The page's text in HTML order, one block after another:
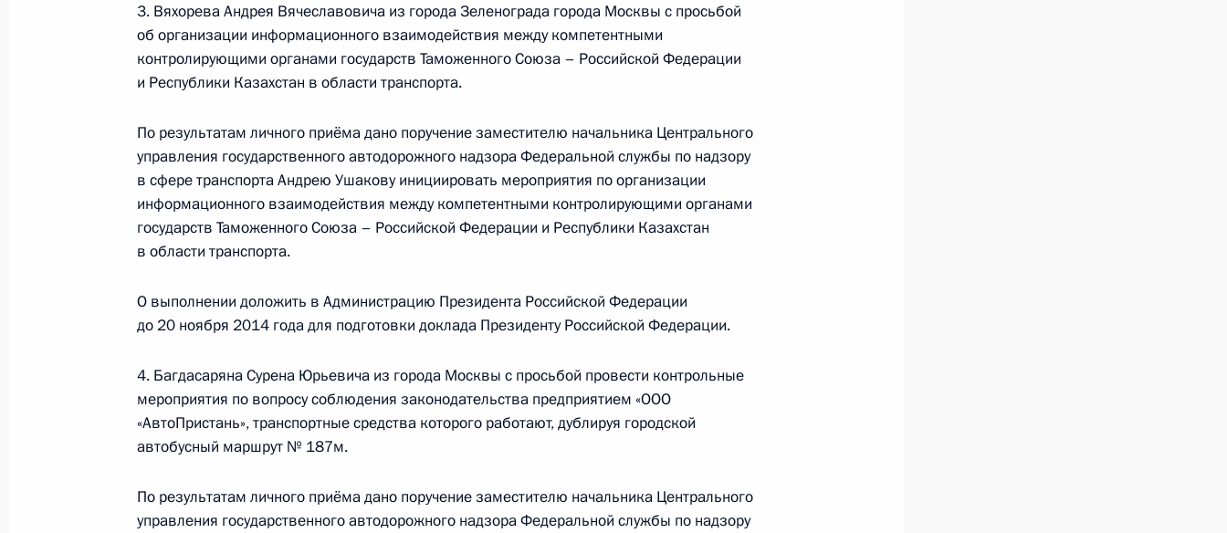
граждан в Москве 24 декабря 2013 года
22 октября 2014 года, 18:13
22 октября 2014 года по поручению Президента Российской Федерации
руководитель Управления Федеральной службы по надзору в сфере связи,
информационных технологий и массовых коммуникаций по Центральному
федеральному округу Дмитрий Сокоушин провёл в приёмной Президента
Российской Федерации по приёму граждан в Москве личный приём граждан
22 октября 2014 года, 18:12
в режиме видео-конференц-связи жительницы Омской области, проведённого
по поручению Президента Российской Федерации помощником Президента
Российской Федерации Андреем Фурсенко в Приёмной Президента по приёму
граждан в Москве 14 ноября 2013 года
3. Вяхорева Андрея Вячеславовича из города Зеленограда города Москвы с просьбой
об организации информационного взаимодействия между компетентными
контролирующими органами государств Таможенного Союза – Российской Федерации
и Республики Казахстан в области транспорта.
По результатам личного приёма дано поручение заместителю начальника Центрального
управления государственного автодорожного надзора Федеральной службы по надзору
в сфере транспорта Андрею Ушакову инициировать мероприятия по организации
информационного взаимодействия между компетентными контролирующими органами
государств Таможенного Союза – Российской Федерации и Республики Казахстан
в области транспорта.
О выполнении доложить в Администрацию Президента Российской Федерации
до 20 ноября 2014 года для подготовки доклада Президенту Российской Федерации.
4. Багдасаряна Сурена Юрьевича из города Москвы с просьбой провести контрольные
мероприятия по вопросу соблюдения законодательства предприятием «ООО
«АвтоПристань», транспортные средства которого работают, дублируя городской
автобусный маршрут № 187м.
По результатам личного приёма дано поручение заместителю начальника Центрального
управления государственного автодорожного надзора Федеральной службы по надзору